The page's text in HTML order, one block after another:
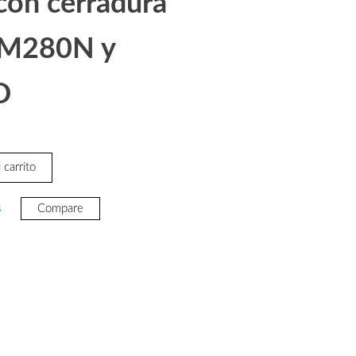
y
carrito
Compare